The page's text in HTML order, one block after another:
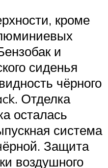
кроме
и
сиденья
чёрного
Отделка
осталась
система
Защита
воздушного